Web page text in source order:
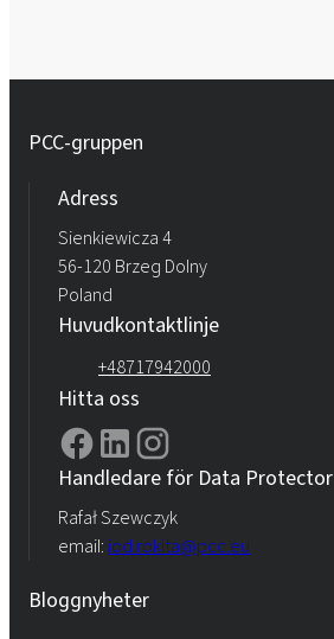
PCC-gruppen
Adress
Sienkiewicza 4
56-120 Brzeg Dolny
Poland
Huvudkontaktlinje
+48717942000
Hitta oss
Handledare för Data Protector
Rafał Szewczyk
email: iod.rokita@pcc.eu
Bloggnyheter